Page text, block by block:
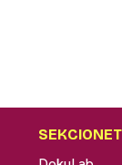
SEKCIONET